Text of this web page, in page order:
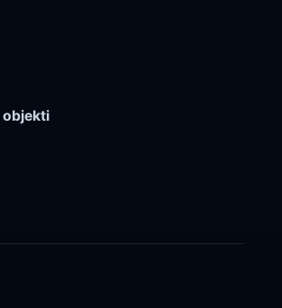
objekti